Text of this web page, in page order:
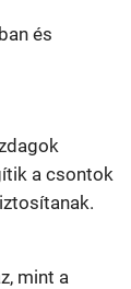
és
a csontok
mint a